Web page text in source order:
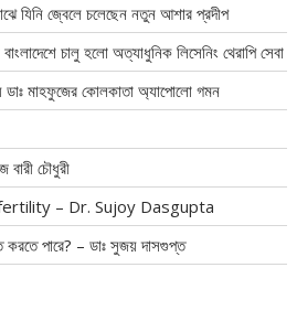
যিনি জ্বেলে চলেছেন নতুন আশার প্রদীপ
চালু হলো অত্যাধুনিক লিসেনিং থেরাপি সেবা
ডাঃ মাহফুজের কোলকাতা অ্যাপোলো গমন
বারী চৌধুরী
– Dr. Sujoy Dasgupta
করতে পারে? – ডাঃ সুজয় দাসগুপ্ত